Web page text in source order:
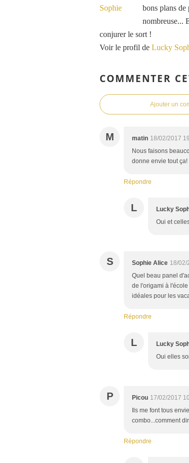
bons plans de
nombreuse...
conjurer le sort !
Voir le profil de Lucky
COMMENTER
Ajouter un
M matin 18/02/2017
Nous faisons
donne envie tout ça!
Répondre
L Lucky
Oui et
S Sophie Alice 18/02/
Quel beau panel
de l'origami à
idéales pour les
Répondre
L Lucky
Oui elles
P Picou 17/02/2017
Ils me font tous
combo...comment
Répondre